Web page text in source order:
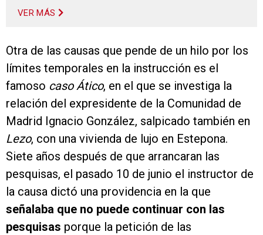
VER MÁS
Otra de las causas que pende de un hilo por los
límites temporales en la instrucción es el
famoso caso Ático, en el que se investiga la
relación del expresidente de la Comunidad de
Madrid Ignacio González, salpicado también en
Lezo, con una vivienda de lujo en Estepona.
Siete años después de que arrancaran las
pesquisas, el pasado 10 de junio el instructor de
la causa dictó una providencia en la que
señalaba que no puede continuar con las
pesquisas porque la petición de las